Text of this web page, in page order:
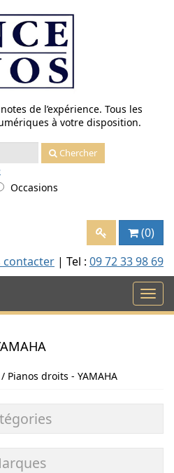
de l’expérience. Tous les
à votre disposition.
Chercher
Occasions
(0)
contacter | Tel : 09 72 33 98 69
Pianos droits - YAMAHA